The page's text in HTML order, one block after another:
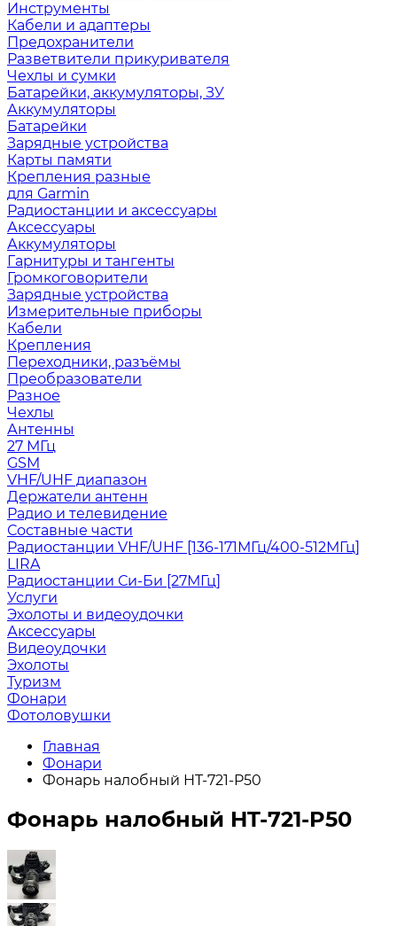
Инструменты
Кабели и адаптеры
Предохранители
Разветвители прикуривателя
Чехлы и сумки
Батарейки, аккумуляторы, ЗУ
Аккумуляторы
Батарейки
Зарядные устройства
Карты памяти
Крепления разные
для Garmin
Радиостанции и аксессуары
Аксессуары
Аккумуляторы
Гарнитуры и тангенты
Громкоговорители
Зарядные устройства
Измерительные приборы
Кабели
Крепления
Переходники, разъёмы
Преобразователи
Разное
Чехлы
Антенны
27 МГц
GSM
VHF/UHF диапазон
Держатели антенн
Радио и телевидение
Составные части
Радиостанции VHF/UHF [136-171МГц/400-512МГц]
LIRA
Радиостанции Си-Би [27МГц]
Услуги
Эхолоты и видеоудочки
Аксессуары
Видеоудочки
Эхолоты
Туризм
Фонари
Фотоловушки
Главная
Фонари
Фонарь налобный HT-721-P50
Фонарь налобный HT-721-P50